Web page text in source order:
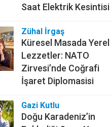
Saat Elektrik Kesintisi
Zühal İrgaş
Küresel Masada Yerel
Lezzetler: NATO
Zirvesi’nde Coğrafi
İşaret Diplomasisi
Gazi Kutlu
Doğu Karadeniz’in